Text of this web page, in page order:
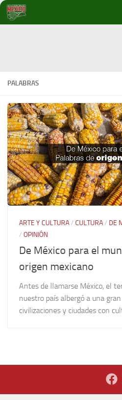
Debajo del contenido
PALABRAS
ARTE Y CULTURA/ CULTURA/ DE
/ OPINIÓN
De México para el
origen mexicano
Antes de llamarse México, el
nuestro país albergó a una
civilizaciones y ciudades con